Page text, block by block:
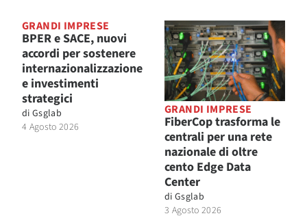
GRANDI IMPRESE
BPER e SACE, nuovi
accordi per sostenere
internazionalizzazione
e investimenti
strategici
di Gsglab
4 Agosto 2026
GRANDI IMPRESE
FiberCop trasforma le
centrali per una rete
nazionale di oltre
cento Edge Data
Center
di Gsglab
3 Agosto 2026